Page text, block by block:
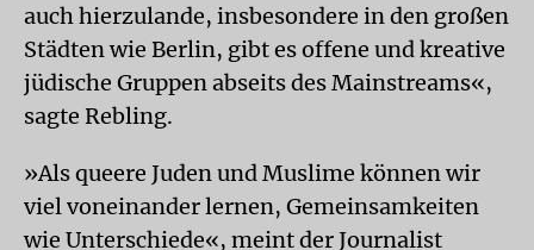
auch hierzulande, insbesondere in den großen
Städten wie Berlin, gibt es offene und kreative
jüdische Gruppen abseits des Mainstreams«,
sagte Rebling.
»Als queere Juden und Muslime können wir
viel voneinander lernen, Gemeinsamkeiten
wie Unterschiede«, meint der Journalist